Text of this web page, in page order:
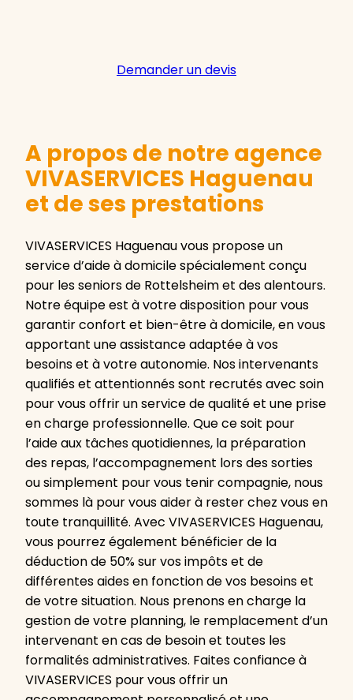
Demander un devis
A propos de notre agence
VIVASERVICES Haguenau
et de ses prestations
VIVASERVICES Haguenau vous propose un
service d’aide à domicile spécialement conçu
pour les seniors de Rottelsheim et des alentours.
Notre équipe est à votre disposition pour vous
garantir confort et bien-être à domicile, en vous
apportant une assistance adaptée à vos
besoins et à votre autonomie. Nos intervenants
qualifiés et attentionnés sont recrutés avec soin
pour vous offrir un service de qualité et une prise
en charge professionnelle. Que ce soit pour
l’aide aux tâches quotidiennes, la préparation
des repas, l’accompagnement lors des sorties
ou simplement pour vous tenir compagnie, nous
sommes là pour vous aider à rester chez vous en
toute tranquillité. Avec VIVASERVICES Haguenau,
vous pourrez également bénéficier de la
déduction de 50% sur vos impôts et de
différentes aides en fonction de vos besoins et
de votre situation. Nous prenons en charge la
gestion de votre planning, le remplacement d’un
intervenant en cas de besoin et toutes les
formalités administratives. Faites confiance à
VIVASERVICES pour vous offrir un